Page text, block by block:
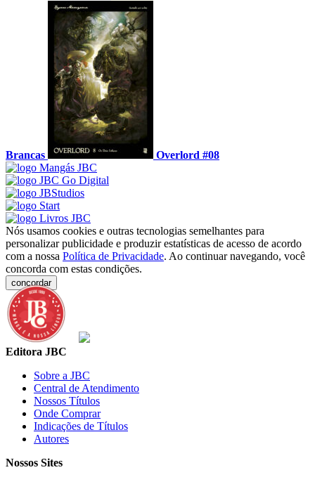
Brancas Overlord #08
Nós usamos cookies e outras tecnologias semelhantes para
personalizar publicidade e produzir estatísticas de acesso de acordo
com a nossa Política de Privacidade. Ao continuar navegando, você
concorda com estas condições.
concordar
Editora JBC
Sobre a JBC
Central de Atendimento
Nossos Títulos
Onde Comprar
Indicações de Títulos
Autores
Nossos Sites